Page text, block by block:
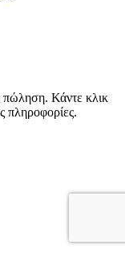
πώληση. Κάντε κλικ
πληροφορίες.